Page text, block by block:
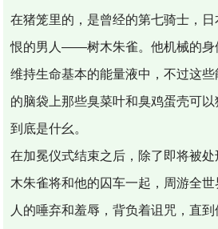
在猪笼里的，是曾经的第七骑士，
恨的男人——树木朱雀。他机械的身
维持生命基本的能量液中，不过这
的脑袋上那些臭菜叶和臭鸡蛋壳可
到底是什幺。
在加冕仪式结束之后，除了即将被
木朱雀将和他的囚车一起，周游全
人的唾弃和羞辱，背负着诅咒，直到